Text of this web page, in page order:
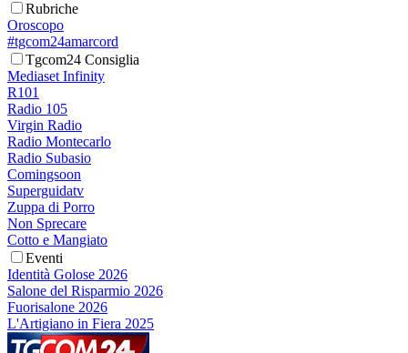
Rubriche
Oroscopo
#tgcom24amarcord
Tgcom24 Consiglia
Mediaset Infinity
R101
Radio 105
Virgin Radio
Radio Montecarlo
Radio Subasio
Comingsoon
Superguidatv
Zuppa di Porro
Non Sprecare
Cotto e Mangiato
Eventi
Identità Golose 2026
Salone del Risparmio 2026
Fuorisalone 2026
L'Artigiano in Fiera 2025